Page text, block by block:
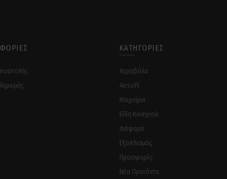
ΚΑΤΗΓΟΡΊΕΣ
Αεροβόλα
Airsoft
Μαχαίρια
Είδη Κυνηγιού
Διάφορα
Eξοπλισμός
Προσφορές
Νέα Προϊόντα